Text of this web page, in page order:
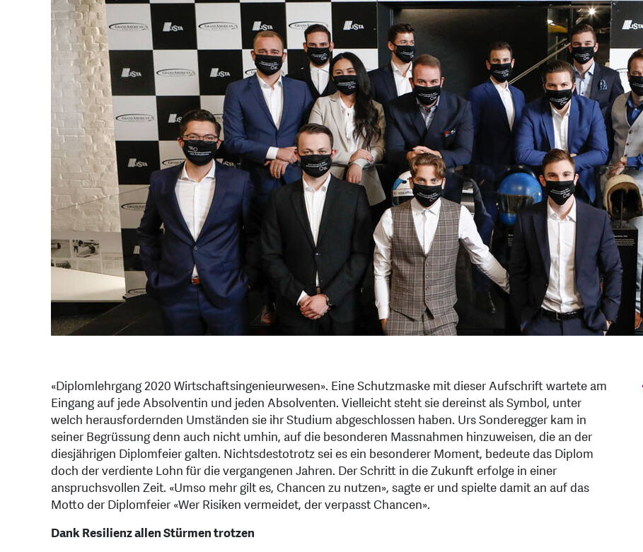
«Diplomlehrgang 2020 Wirtschaftsingenieurwesen». Eine Schutzmaske mit dieser Aufschrift wartete am
Eingang auf jede Absolventin und jeden Absolventen. Vielleicht steht sie dereinst als Symbol, unter
welch herausfordernden Umständen sie ihr Studium abgeschlossen haben. Urs Sonderegger kam in
seiner Begrüssung denn auch nicht umhin, auf die besonderen Massnahmen hinzuweisen, die an der
diesjährigen Diplomfeier galten. Nichtsdestotrotz sei es ein besonderer Moment, bedeute das Diplom
doch der verdiente Lohn für die vergangenen Jahren. Der Schritt in die Zukunft erfolge in einer
anspruchsvollen Zeit. «Umso mehr gilt es, Chancen zu nutzen», sagte er und spielte damit an auf das
Motto der Diplomfeier «Wer Risiken vermeidet, der verpasst Chancen».
Dank Resilienz allen Stürmen trotzen